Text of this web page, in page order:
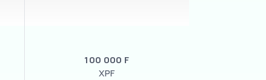
100 000 F
XPF